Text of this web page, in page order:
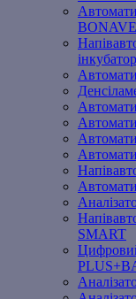
SMART